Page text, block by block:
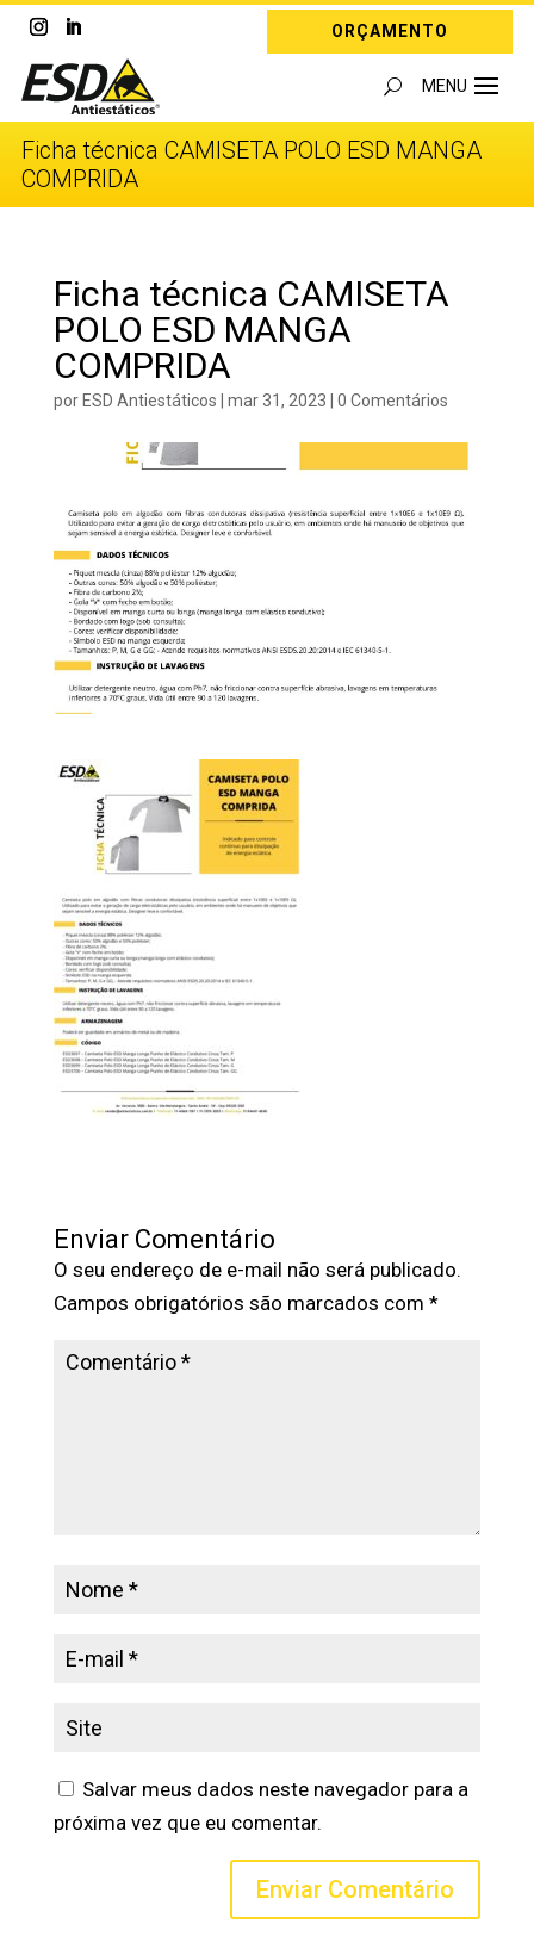
ORÇAMENTO
Ficha técnica CAMISETA POLO ESD MANGA
COMPRIDA
Ficha técnica CAMISETA
POLO ESD MANGA
COMPRIDA
porESD Antiestáticos | mar 31, 2023 | 0 Comentários
Enviar Comentário
O seu endereço de e-mail não será publicado.
Campos obrigatórios são marcados com *
Salvar meus dados neste navegador para a
próxima vez que eu comentar.